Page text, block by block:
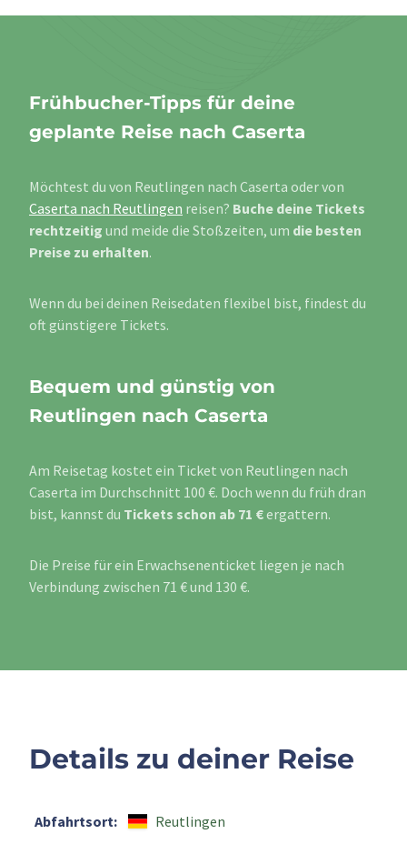
Frühbucher-Tipps für deine
geplante Reise nach Caserta
Möchtest du von Reutlingen nach Caserta oder von
Caserta nach Reutlingen reisen? Buche deine Tickets
rechtzeitig und meide die Stoßzeiten, um die besten
Preise zu erhalten.
Wenn du bei deinen Reisedaten flexibel bist, findest du
oft günstigere Tickets.
Bequem und günstig von
Reutlingen nach Caserta
Am Reisetag kostet ein Ticket von Reutlingen nach
Caserta im Durchschnitt 100 €. Doch wenn du früh dran
bist, kannst du Tickets schon ab 71 €ergattern.
Die Preise für ein Erwachsenenticket liegen je nach
Verbindung zwischen 71 € und 130 €.
Details zu deiner Reise
Abfahrtsort:
Reutlingen